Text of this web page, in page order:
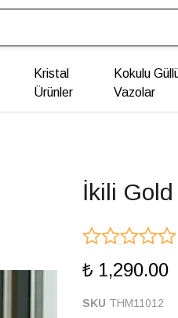
Kristal
Ürünler
Kokulu
Vazolar
İkili
₺ 1,290.00
SKU THM11012